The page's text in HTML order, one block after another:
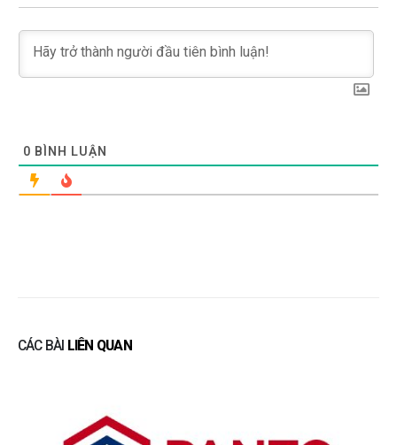
0 BÌNH LUẬN
CÁC BÀI LIÊN QUAN